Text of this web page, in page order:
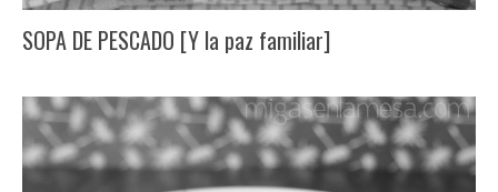
SOPA DE PESCADO [Y la paz familiar]